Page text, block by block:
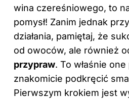
wina czereśniowego, to
pomysł! Zanim jednak
działania, pamiętaj, że
od owoców, ale również
przypraw. To właśnie
znakomicie podkręcić
Pierwszym krokiem jest